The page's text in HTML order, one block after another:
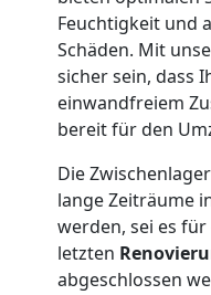
Feuchtigkeit und
Schäden. Mit
sicher sein, dass
einwandfreiem
bereit für den
Die
lange Zeiträume
werden, sei es
letzten
abgeschlossen